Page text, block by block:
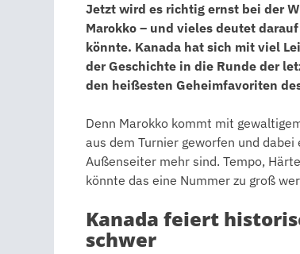
Jetzt wird es richtig ernst bei der
Marokko – und vieles deutet
könnte. Kanada hat sich mit viel
der Geschichte in die Runde der
den heißesten Geheimfavoriten
Denn Marokko kommt mit
aus dem Turnier geworfen und
Außenseiter mehr sind. Tempo,
könnte das eine Nummer zu groß
Kanada feiert
schwer